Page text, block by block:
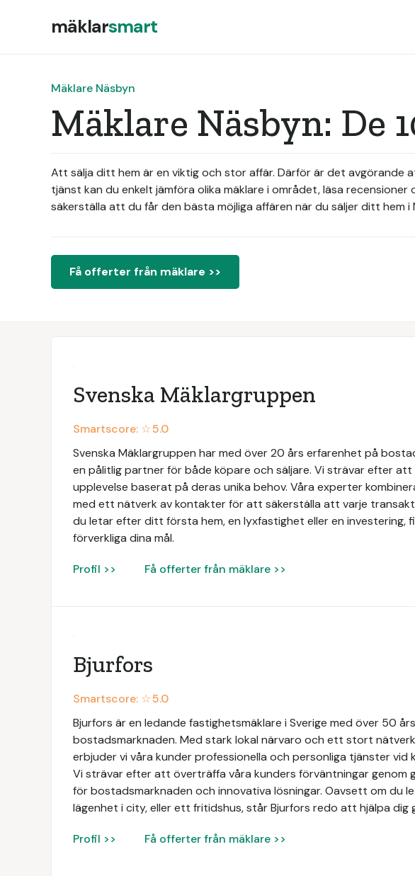
mäklarsmart
Mäklare Näsbyn
Mäklare Näsbyn: De
Att sälja ditt hem är en viktig och stor affär. Därför är det avgörande
tjänst kan du enkelt jämföra olika mäklare i området, läsa
säkerställa att du får den bästa möjliga affären när du säljer ditt hem i
Få offerter från mäklare >>
Svenska Mäklargruppen
Smartscore: ☆5.0
Svenska Mäklargruppen har med över 20 års erfarenhet på
en pålitlig partner för både köpare och säljare. Vi strävar efter
upplevelse baserat på deras unika behov. Våra experter
med ett nätverk av kontakter för att säkerställa att varje
du letar efter ditt första hem, en lyxfastighet eller en investering,
förverkliga dina mål.
Profil >> Få offerter från mäklare >>
Bjurfors
Smartscore: ☆5.0
Bjurfors är en ledande fastighetsmäklare i Sverige med över 50
bostadsmarknaden. Med stark lokal närvaro och ett stort
erbjuder vi våra kunder professionella och personliga tjänster vid
Vi strävar efter att överträffa våra kunders förväntningar genom
för bostadsmarknaden och innovativa lösningar. Oavsett om du
lägenhet i city, eller ett fritidshus, står Bjurfors redo att hjälpa dig
Profil >> Få offerter från mäklare >>